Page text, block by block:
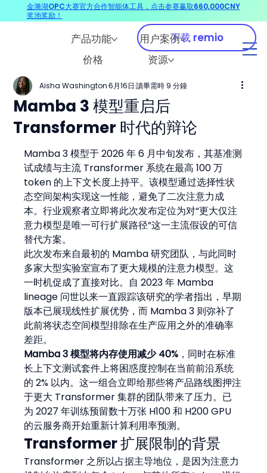
产品功能
用户案例
价格
资源
下载 remio
Mamba 3 模型重启后
Transformer 时代的辩论
Aisha Washington 6月16日 讀畢需時 9 分鐘
Mamba 3 模型于 2026 年 6 月中旬发布，其基准测
试成绩与主流 Transformer 系统在最高 100 万
token 的上下文长度上持平。该模型通过选择性状
态空间架构实现这一性能，避免了二次注意力成
本。行业观察者立即将此次发布定位为对“更大仅注
意力模型是唯一可行扩展路径”这一主流假设的可信
替代方案。
此次发布来自最初的 Mamba 研究团队，与此同时
多家大型实验室宣布了更大规模的注意力模型。这
一时机促成了直接对比。自 2023 年 Mamba
lineage 问世以来一直跟踪该研究的学者指出，早期
版本已展现线性扩展优势，而 Mamba 3 则弥补了
此前将状态空间模型排除在生产应用之外的准确率
差距。
Mamba 3 模型将内存使用减少 40% ，同时在标准
长上下文测试套件上将困惑度控制在当前前沿系统
的 2% 以内。这一组合立即给那些将产品路线图押注
于更大 Transformer 集群的团队带来了压力。已
为 2027 年训练预留数十万张 H100 和 H200 GPU
的云服务商开始重新计算利用率预测。
Transformer 扩展限制的背景
Transformer 之所以占据主导地位，是因为注意力
金漪湖OPC大赛官方合作智能体工具，点击参赛赢取660,000CNY
奖池奖励！